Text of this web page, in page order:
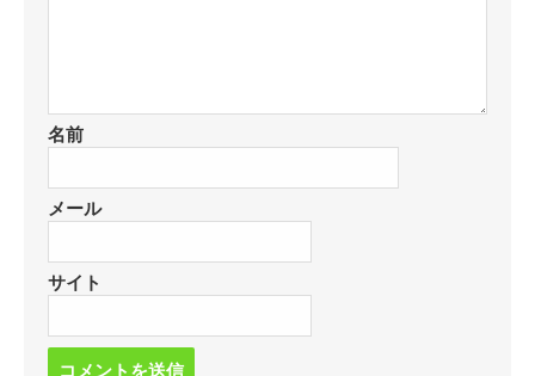
名前
メール
サイト